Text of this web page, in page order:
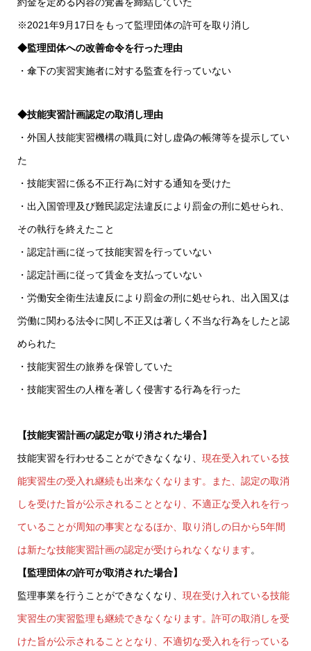
※2021年9月17日をもって監理団体の許可を取り消し
◆監理団体への改善命令を行った理由
・傘下の実習実施者に対する監査を行っていない
◆技能実習計画認定の取消し理由
・外国人技能実習機構の職員に対し虚偽の帳簿等を提示してい
た
・技能実習に係る不正行為に対する通知を受けた
・出入国管理及び難民認定法違反により罰金の刑に処せられ、
その執行を終えたこと
・認定計画に従って技能実習を行っていない
・認定計画に従って賃金を支払っていない
・労働安全衛生法違反により罰金の刑に処せられ、出入国又は
労働に関わる法令に関し不正又は著しく不当な行為をしたと認
められた
・技能実習生の旅券を保管していた
・技能実習生の人権を著しく侵害する行為を行った
【技能実習計画の認定が取り消された場合】
技能実習を行わせることができなくなり、 現在受入れている技
能実習生の受入れ継続も出来なくなります。また、認定の取消
しを受けた旨が公示されることとなり、不適正な受入れを行っ
ていることが周知の事実となるほか、取り消しの日から5年間
は新たな技能実習計画の認定が受けられなくなります。
【監理団体の許可が取消された場合】
監理事業を行うことができなくなり、 現在受け入れている技能
実習生の実習監理も継続できなくなります。許可の取消しを受
けた旨が公示されることとなり、不適切な受入れを行っている